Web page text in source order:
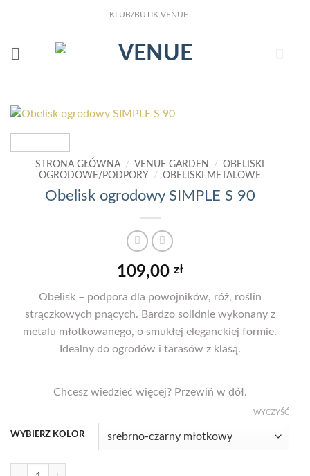
KLUB/BUTIK VENUE.
STRONA GŁÓWNA / VENUE GARDEN / OBELISKI
OGRODOWE/PODPORY
/ OBELISKI METALOWE
Obelisk ogrodowy SIMPLE S 90
109,00 zł
Obelisk – podpora dla powojników, róż, roślin
strączkowych pnących. Bardzo solidnie wykonany z
metalu młotkowanego, o smukłej eleganckiej formie.
Idealny do ogrodów i tarasów z klasą.
Chcesz wiedzieć więcej? Przewiń w dół.
WYBIERZ KOLOR
WYCZYŚĆ
ilość Obelisk ogrodowy SIMPLE S 90
NOWA KSIĄŻKA Joanny Marciniak Wróblewskiej
Obelisk
ogrodowy
90